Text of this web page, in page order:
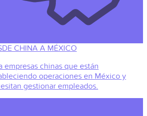
CHINA A MÉXICO
empresas chinas que están
operaciones en México y
gestionar empleados.